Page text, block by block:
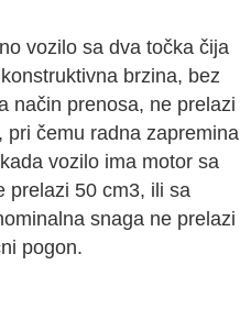
vozilo sa dva točka čija
brzina, bez
način prenosa, ne prelazi
pri čemu radna zapremina
vozilo ima motor sa
prelazi 50 cm3, ili sa
snaga ne prelazi
pogon.